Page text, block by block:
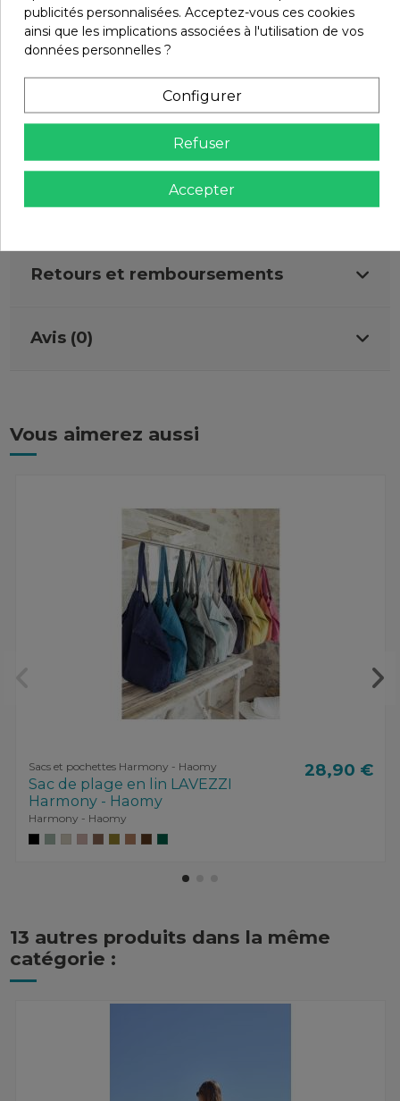
Lavage
40°
En stock 2 Produits
Infos livraisons
Retours et remboursements
Avis (0)
Vous aimerez aussi
Sacs et pochettes Harmony - Haomy
Sac de plage en lin LAVEZZI
Harmony - Haomy
Harmony - Haomy
28,90 €
13 autres produits dans la même
catégorie :
publicités personnalisées. Acceptez-vous ces cookies
ainsi que les implications associées à l'utilisation de vos
données personnelles ?
Configurer
Refuser
Accepter